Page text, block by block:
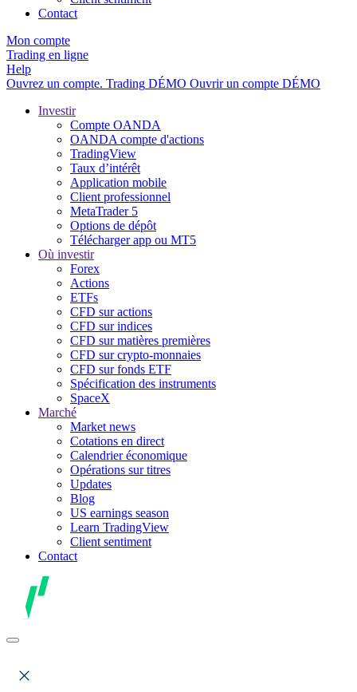
Contact
Mon compte
Trading en ligne
Help
Ouvrez un compte. Trading DÉMO Ouvrir un compte DÉMO
Investir
Compte OANDA
OANDA compte d'actions
TradingView
Taux d’intérêt
Application mobile
Client professionnel
MetaTrader 5
Options de dépôt
Télécharger app ou MT5
Où investir
Forex
Actions
ETFs
CFD sur actions
CFD sur indices
CFD sur matières premières
CFD sur crypto-monnaies
CFD sur fonds ETF
Spécification des instruments
SpaceX
Marché
Market news
Cotations en direct
Calendrier économique
Opérations sur titres
Updates
Blog
US earnings season
Learn TradingView
Client sentiment
Contact